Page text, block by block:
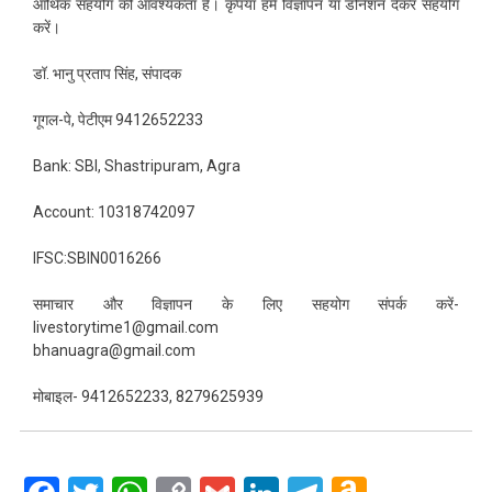
आर्थिक सहयोग की आवश्यकता है। कृपया हमें विज्ञापन या डोनेशन देकर सहयोग
करें।
डॉ. भानु प्रताप सिंह, संपादक
गूगल-पे, पेटीएम 9412652233
Bank: SBI, Shastripuram, Agra
Account: 10318742097
IFSC:SBIN0016266
समाचार और विज्ञापन के लिए सहयोग संपर्क करें-
livestorytime1@gmail.com
bhanuagra@gmail.com
मोबाइल- 9412652233, 8279625939